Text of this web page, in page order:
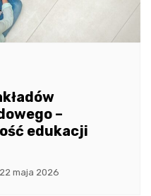
–
edukacji
22 maja 2026